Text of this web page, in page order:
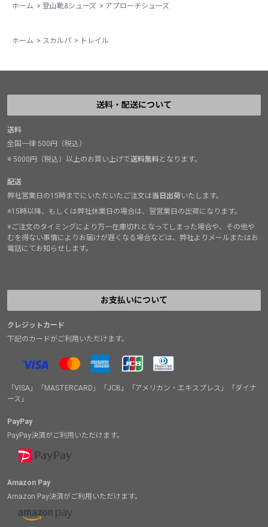
ホーム > 登山靴&シューズ > アプローチシューズ
ホーム > スカルパ > トレイル
送料・配送について
送料
全国一律 500円（税込）
※ 5000円（税込）以上のお買い上げで送料無料となります。
配送
弊社営業日の15時までにいただいたご注文は当日出荷いたします。
※15時以降、もしくは弊社休業日の場合は、翌営業日の出荷になります。
※ご注文のタイミングにより万一在庫切れとなってしまった場合や、その他や
むを得ない事情によりお届けが遅くなる場合などは、弊社よりメールまたはお
電話にてお知らせします。
お支払いについて
クレジットカード
下記のカードがご利用いただけます。
「VISA」「MASTERCARD」「JCB」「アメリカン・エキスプレス」「ダイナ
ース」
PayPay
PayPay決済がご利用いただけます。
Amazon Pay
Amazon Pay決済がご利用いただけます。